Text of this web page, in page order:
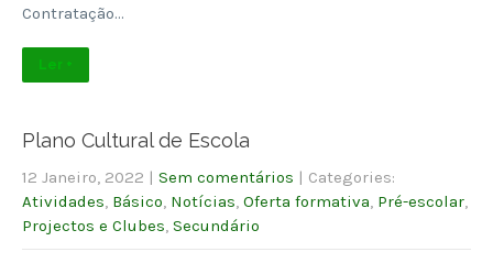
Contratação…
Ler +
Plano Cultural de Escola
12 Janeiro, 2022 | Sem comentários | Categories:
Atividades Básico Notícias Oferta formativa Pré-escolar
Projectos e Clubes Secundário